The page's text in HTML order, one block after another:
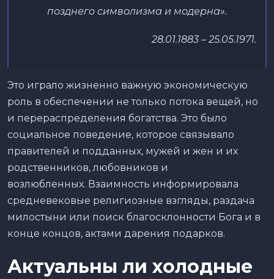
позднего символизма и модерна».
28.01.1883 – 25.05.1971.
Это играло жизненно важную экономическую
роль в обеспечении не только потока вещей, но
и перераспределения богатства. Это было
социальное поведение, которое связывало
правителей и подданных, мужей и жен и их
родственников, любовников и
возлюбленных. Взаимность информировала
средневековые религиозные взгляды, раздача
милостыни или поиск благосклонности Бога и в
конце концов, актами дарения подарков.
Актуальны ли холодные